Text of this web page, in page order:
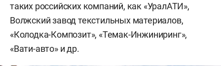
таких российских компаний, как «УралАТИ»,
Волжский завод текстильных материалов,
«Колодка-Композит», «Темак-Инжиниринг»,
«Вати-авто» и др.